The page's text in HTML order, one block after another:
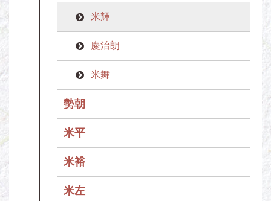
米輝
慶治朗
米舞
勢朝
米平
米裕
米左